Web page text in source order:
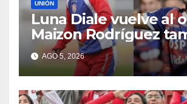
UNIÓN
Luna Diale vuelve al
Maizon Rodríguez
sería titular
AGO 5, 2026